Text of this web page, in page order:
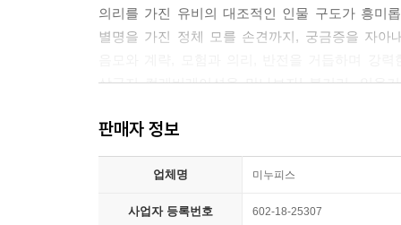
의리를 가진 유비의 대조적인 인물 구도가 흥미
별명을 가진 정체 모를 손견까지, 궁금증을 자
삼국지 컬래버레이션을 만나보자! 볼거리, 읽을
판매자 정보
업체명 미누피스
사업자 등록번호 602-18-25307